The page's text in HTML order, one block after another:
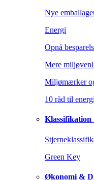
Nye
Energi
Opnå
Mere
Miljømærker
10 råd til
Green Key
Økonomi &